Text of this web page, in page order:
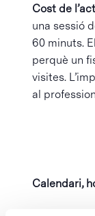
Cost de
una sessió
60 minuts.
perquè un
visites.
al
Calendari,